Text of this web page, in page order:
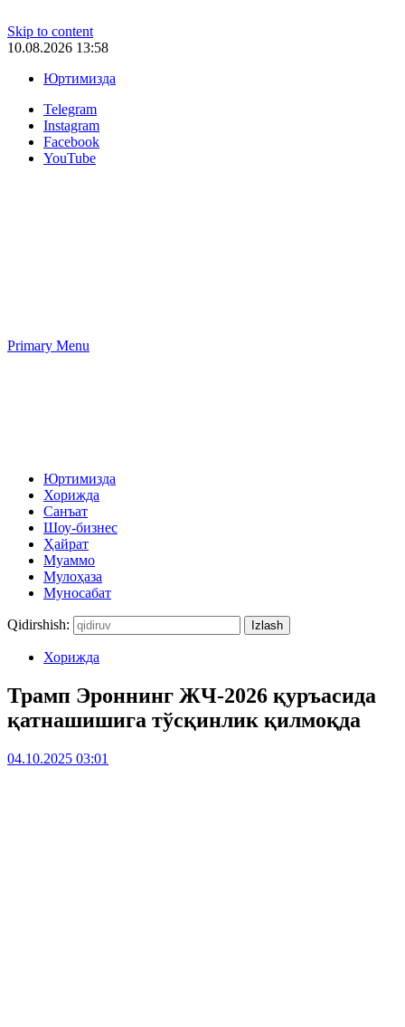
Skip to content
10.08.2026 13:58
Юртимизда
Telegram
Instagram
Facebook
YouTube
Primary Menu
Юртимизда
Хорижда
Санъат
Шоу-бизнес
Ҳайрат
Муаммо
Мулоҳаза
Муносабат
Qidirshish:
Хорижда
Трамп Эроннинг ЖЧ-2026 қуръасида
қатнашишига тўсқинлик қилмоқда
04.10.2025 03:01